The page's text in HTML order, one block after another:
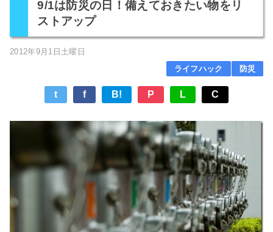
9/1は防災の日！備えておきたい物をリ
ストアップ
2012年9月1日土曜日
ライフハック
防災
t f B! P L C